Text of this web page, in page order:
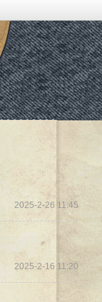
2025-2-26 11:45
2025-2-16 11:20